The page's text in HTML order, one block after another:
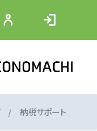
納税サポート